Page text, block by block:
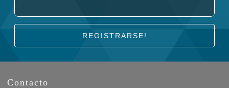
REGISTRARSE!
Contacto